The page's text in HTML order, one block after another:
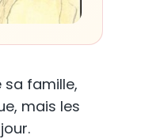
famille,
mais les